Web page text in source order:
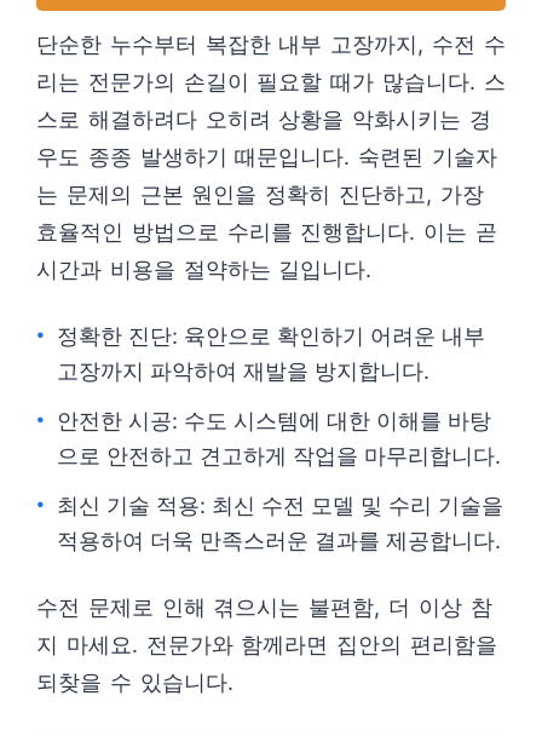
단순한 누수부터 복잡한 내부 고장까지, 수전 수
리는 전문가의 손길이 필요할 때가 많습니다. 스
스로 해결하려다 오히려 상황을 악화시키는 경
우도 종종 발생하기 때문입니다. 숙련된 기술자
는 문제의 근본 원인을 정확히 진단하고, 가장
효율적인 방법으로 수리를 진행합니다. 이는 곧
시간과 비용을 절약하는 길입니다.
정확한 진단: 육안으로 확인하기 어려운 내부
고장까지 파악하여 재발을 방지합니다.
안전한 시공: 수도 시스템에 대한 이해를 바탕
으로 안전하고 견고하게 작업을 마무리합니다.
최신 기술 적용: 최신 수전 모델 및 수리 기술을
적용하여 더욱 만족스러운 결과를 제공합니다.
수전 문제로 인해 겪으시는 불편함, 더 이상 참
지 마세요. 전문가와 함께라면 집안의 편리함을
되찾을 수 있습니다.